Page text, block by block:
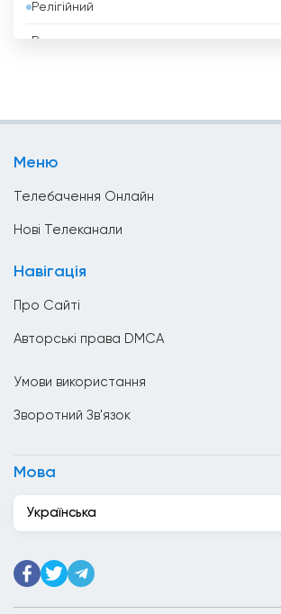
Болівія
Гана
Грузія
Релігійний
Розваги
Меню
Телебачення Онлайн
Нові Телеканали
Навігація
Про Сайті
Авторські права DMCA
Умови використання
Зворотний Зв'язок
Мова
Українська